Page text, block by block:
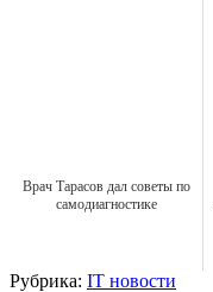
Врач Тарасов дал советы по
самодиагностике
Рубрика: IT новости